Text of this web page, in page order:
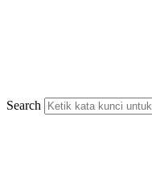
Search